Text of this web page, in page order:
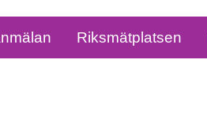
Riksmätplatsen